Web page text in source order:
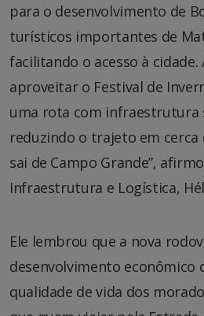
para o desenvolvimento de
turísticos importantes de
facilitando o acesso à cidade.
aproveitar o Festival de
uma rota com infraestrutura
reduzindo o trajeto em cerca
sai de Campo Grande”,
Infraestrutura e Logística,
Ele lembrou que a nova
desenvolvimento econômico
qualidade de vida dos